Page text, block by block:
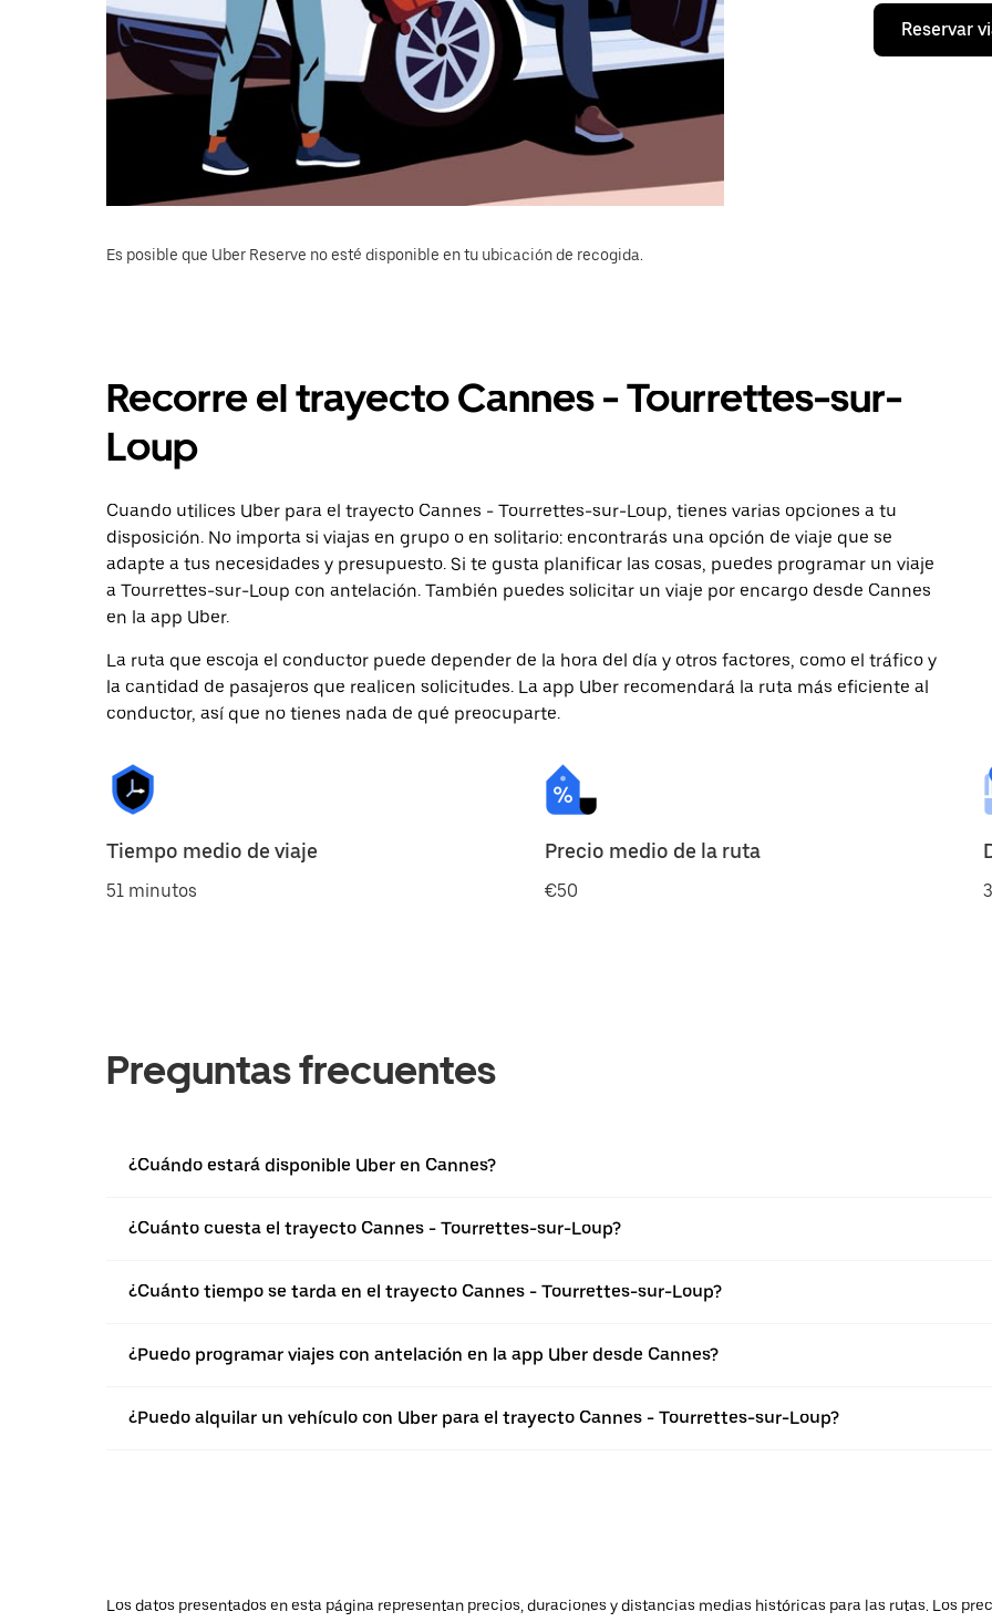
Reservar
Es posible que Uber Reserve no esté disponible en tu ubicación de recogida.
Recorre el trayecto Cannes - Tourrettes-sur-
Loup
Cuando utilices Uber para el trayecto Cannes - Tourrettes-sur-Loup, tienes varias opciones a tu
disposición. No importa si viajas en grupo o en solitario: encontrarás una opción de viaje que se
adapte a tus necesidades y presupuesto. Si te gusta planificar las cosas, puedes programar un viaje
a Tourrettes-sur-Loup con antelación. También puedes solicitar un viaje por encargo desde Cannes
en la app Uber.
La ruta que escoja el conductor puede depender de la hora del día y otros factores, como el tráfico y
la cantidad de pasajeros que realicen solicitudes. La app Uber recomendará la ruta más eficiente al
conductor, así que no tienes nada de qué preocuparte.
Tiempo medio de viaje
51 minutos
Precio medio de la ruta
€50
Preguntas frecuentes
¿Cuándo estará disponible Uber en Cannes?
¿Cuánto cuesta el trayecto Cannes - Tourrettes-sur-Loup?
¿Cuánto tiempo se tarda en el trayecto Cannes - Tourrettes-sur-Loup?
¿Puedo programar viajes con antelación en la app Uber desde Cannes?
¿Puedo alquilar un vehículo con Uber para el trayecto Cannes - Tourrettes-sur-Loup?
Los datos presentados en esta página representan precios, duraciones y distancias medias históricas para las rutas. Los